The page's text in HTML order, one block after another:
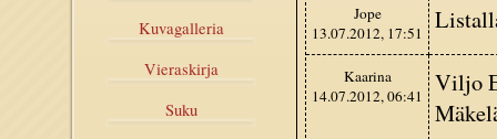
Kuvagalleria
Vieraskirja
Suku
Jope
13.07.2012, 17:51
Kaarina
14.07.2012, 06:41
Viljo